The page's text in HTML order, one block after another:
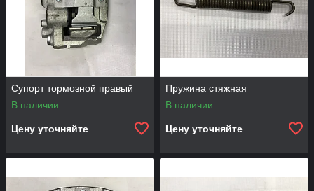
Супорт тормозной правый
В наличии
Цену уточняйте
Пружина стяжная
В наличии
Цену уточняйте